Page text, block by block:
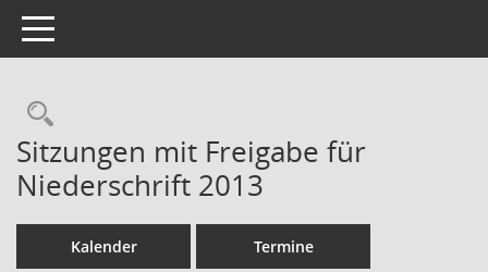
Toggle navigation
Rechercheauswahl
Sitzungen mit Freigabe für
Niederschrift 2013
Kalender Termine